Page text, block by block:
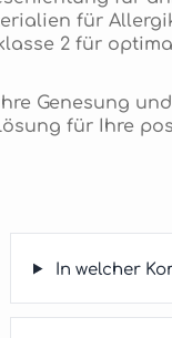
für
2 für
Genesung
für Ihre
In welcher